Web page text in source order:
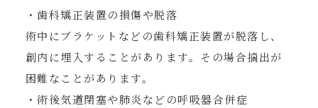
・歯科矯正装置の損傷や脱落
術中にブラケットなどの歯科矯正装置が脱落し、
創内に埋入することがあります。その場合摘出が
困難なことがあります。
・術後気道閉塞や肺炎などの呼吸器合併症